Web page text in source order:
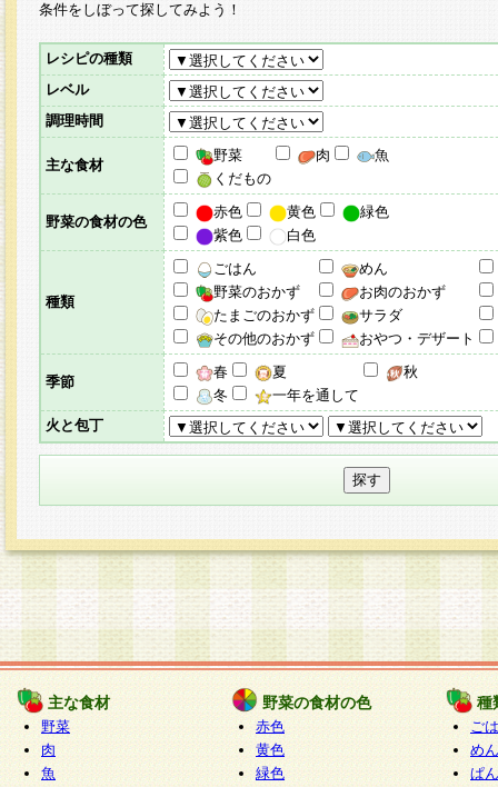
条件をしぼって探してみよう！
レシピの種類
レベル
調理時間
主な食材
野菜 肉
魚
くだもの
野菜の食材の色
赤色 黄色
緑色
紫色
白色
種類
ごはん
めん
野菜のおかず
お肉のおかず
たまごのおかず
サラダ
その他のおかず
おやつ・デザート
季節
春 夏
秋
冬
一年を通して
火と包丁
主な食材
野菜
肉
魚
野菜の食材の色
赤色
黄色
緑色
種
ご
めん
ぱん